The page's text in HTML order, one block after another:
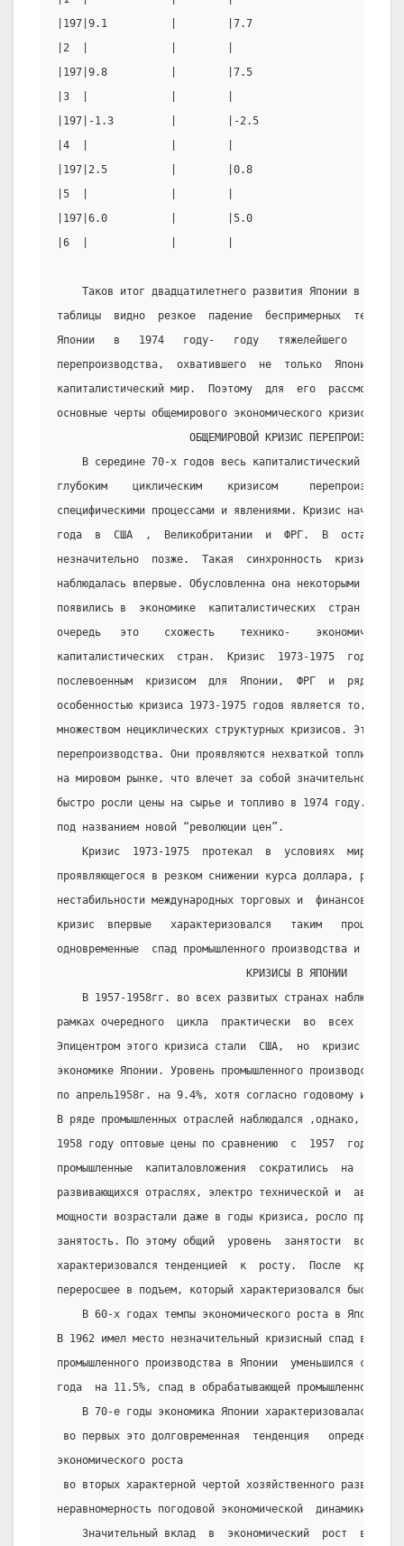
|197|9.1          |        |7.7
|2  |             |        |                        |
|197|9.8          |        |7.5
|3  |             |        |                        |
|197|-1.3         |        |-2.5
|4  |             |        |                        |
|197|2.5          |        |0.8
|5  |             |        |                        |
|197|6.0          |        |5.0
|6  |             |        |                        |
Таков итог двадцатилетнего развития Японии в
таблицы  видно  резкое  падение  беспримерных  темпов
Японии   в   1974   году-   году   тяжелейшего
перепроизводства,  охватившего  не  только  Японию,
капиталистический мир.  Поэтому  для  его
основные черты общемирового экономического кризиса.
ОБЩЕМИРОВОЙ КРИЗИС
В середине 70-х годов весь капиталистический мир
глубоким    циклическим    кризисом
специфическими процессами и явлениями. Кризис начал
года  в  США  ,  Великобритании  и  ФРГ.  В  остальных
незначительно  позже.  Такая  синхронность  кризиса  в
наблюдалась впервые. Обусловленна она некоторыми
появились в  экономике  капиталистических  стран  в
очередь   это    схожесть    технико-
капиталистических  стран.  Кризис  1973-1975  годов
послевоенным  кризисом  для  Японии,  ФРГ  и  ряда
особенностью кризиса 1973-1975 годов является то,
множеством нециклических структурных кризисов. Это
перепроизводства. Они проявляются нехваткой топлива,
на мировом рынке, что влечет за собой значительное
быстро росли цены на сырье и топливо в 1974 году.
под названием новой “революции цен”.
Кризис  1973-1975  протекал  в  условиях  мирового
проявляющегося в резком снижении курса доллара, росте
нестабильности международных торговых и  финансовых
кризис  впервые   характеризовался   таким
одновременные  спад промышленного производства и
                              КРИЗИСЫ В ЯПОНИИ
В 1957-1958гг. во всех развитых странах наблюдался
рамках очередного  цикла  практически  во  всех
Эпицентром этого кризиса стали  США,  но  кризис
экономике Японии. Уровень промышленного производства
по апрель1958г. на 9.4%, хотя согласно годовому
В ряде промышленных отраслей наблюдался ,однако,
1958 году оптовые цены по сравнению  с  1957  годом
промышленные  капиталовложения  сократились  на
развивающихся отраслях, электро технической и
мощности возрастали даже в годы кризиса, росло
занятость. По этому общий  уровень  занятости  во
характеризовался тенденцией  к  росту.  После
переросшее в подъем, который характеризовался
В 60-х годах темпы экономического роста в Японии
В 1962 имел место незначительный кризисный спад в
промышленного производства в Японии  уменьшился с
года  на 11.5%, спад в обрабатывающей промышленности
В 70-е годы экономика Японии характеризовалась
во первых это долговременная  тенденция
экономического роста
во вторых характерной чертой хозяйственного
неравномерность погодовой экономической  динамики.
Значительный вклад  в  экономический  рост  внес